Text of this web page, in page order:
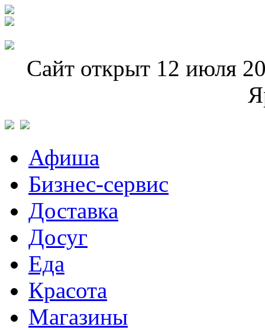
Сайт открыт 12 июля
Афиша
Бизнес-сервис
Доставка
Досуг
Еда
Красота
Магазины